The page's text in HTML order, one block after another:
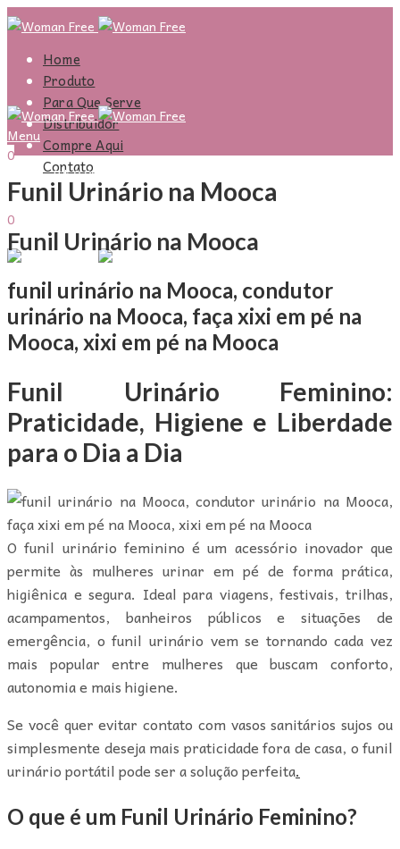
Home
Produto
Para Que Serve
Distribuidor
Compre Aqui
Contato
Olá, Entrar
0
Carrinho R$ 0,00
Menu
Menu
0
Carrinho R$0,00
Funil Urinário na Mooca
Funil Urinário na Mooca
funil urinário na Mooca, condutor
urinário na Mooca, faça xixi em pé na
Mooca, xixi em pé na Mooca
Funil Urinário Feminino:
Praticidade, Higiene e Liberdade
para o Dia a Dia
O funil urinário feminino é um acessório inovador que
permite às mulheres urinar em pé de forma prática,
higiênica e segura. Ideal para viagens, festivais, trilhas,
acampamentos, banheiros públicos e situações de
emergência, o funil urinário vem se tornando cada vez
mais popular entre mulheres que buscam conforto,
autonomia e mais higiene.
Se você quer evitar contato com vasos sanitários sujos ou
simplesmente deseja mais praticidade fora de casa, o funil
urinário portátil pode ser a solução perfeita.
O que é um Funil Urinário Feminino?